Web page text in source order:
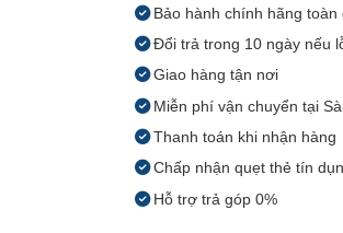
Bảo hành chính hãng toàn
Đổi trả trong 10 ngày nếu
Giao hàng tận nơi
Miễn phí vận chuyển tại
Thanh toán khi nhận hàng
Chấp nhận quẹt thẻ tín
Hỗ trợ trả góp 0%